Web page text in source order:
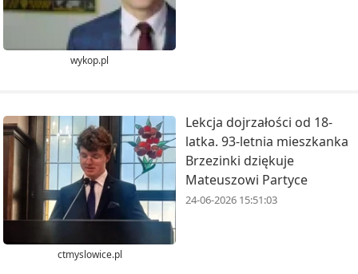
wykop.pl
ctmyslowice.pl
Lekcja dojrzałości od 18-
latka. 93-letnia mieszkanka
Brzezinki dziękuje
Mateuszowi Partyce
24-06-2026 15:51:03